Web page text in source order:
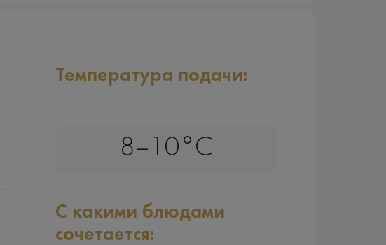
Температура подачи:
8–10°C
С какими блюдами
сочетается: